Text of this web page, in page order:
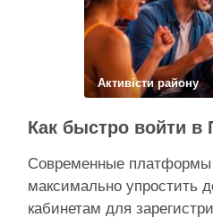
прокуратура міста
Поділитися у
Активісти району
Как быстро войти в
Современные платформы
максимально упростить
кабинетам для